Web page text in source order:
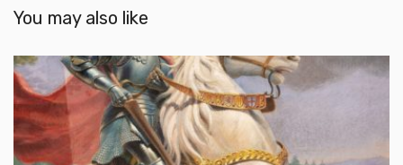
You may also like